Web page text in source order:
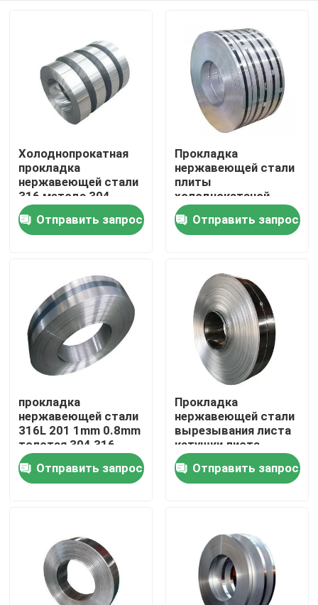
Дома
О Компании
Контакты
Продукция
трубка круга нержавеющей стали
лист плиты нержавеющей стали
Катушка нержавеющей стали
Безшовная труба нержавеющей стали
прокладка нержавеющей стали
Холоднопрокатная
прокладка
нержавеющей стали
316 метода 304
основной стальной
прокладки 2b
горячекатаная
Отправить запрос
Прокладка
нержавеющей стали
плиты
холоднокатаной
стали 309S 310S в
катушке
Отправить запрос
прокладка
нержавеющей стали
316L 201 1mm 0.8mm
толстая 304 316
Отправить запрос
Прокладка
нержавеющей стали
вырезывания листа
катушки листа
нержавеющей стали
Ss201Отправить запрос